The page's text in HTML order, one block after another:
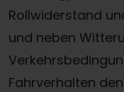
Rollwiderstand
und neben
Fahrverhalten